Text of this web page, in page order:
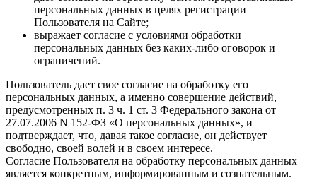
персональных данных в целях регистрации
Пользователя на Сайте;
выражает согласие с условиями обработки
персональных данных без каких-либо оговорок и
ограничений.
Пользователь дает свое согласие на обработку его
персональных данных, а именно совершение действий,
предусмотренных п. 3 ч. 1 ст. 3 Федерального закона от
27.07.2006 N 152-ФЗ «О персональных данных», и
подтверждает, что, давая такое согласие, он действует
свободно, своей волей и в своем интересе.
Согласие Пользователя на обработку персональных данных
является конкретным, информированным и сознательным.